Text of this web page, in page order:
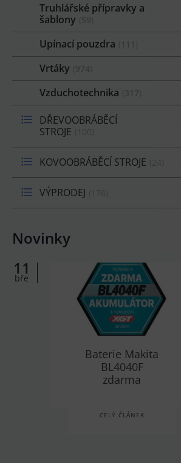
Truhlářské přípravky a
šablony
Upínací pouzdra
Vrtáky
Vzduchotechnika
DŘEVOOBRÁBĚCÍ
STROJE
KOVOOBRÁBĚCÍ STROJE
VÝPRODEJ
Novinky
11
bře
Baterie Makita
BL4040F
zdarma
CELÝ ČLÁNEK